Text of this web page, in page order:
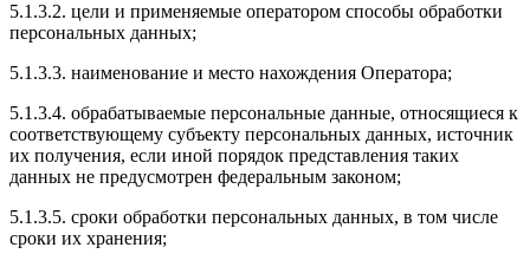
5.1.3.2. цели и применяемые оператором способы обработки
персональных данных;
5.1.3.3. наименование и место нахождения Оператора;
5.1.3.4. обрабатываемые персональные данные, относящиеся к
соответствующему субъекту персональных данных, источник
их получения, если иной порядок представления таких
данных не предусмотрен федеральным законом;
5.1.3.5. сроки обработки персональных данных, в том числе
сроки их хранения;